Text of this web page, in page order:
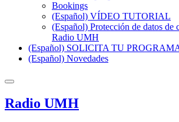
Bookings
(Español) VÍDEO TUTORIAL
(Español) Protección de datos de
Radio UMH
(Español) SOLICITA TU
(Español) Novedades
Radio UMH